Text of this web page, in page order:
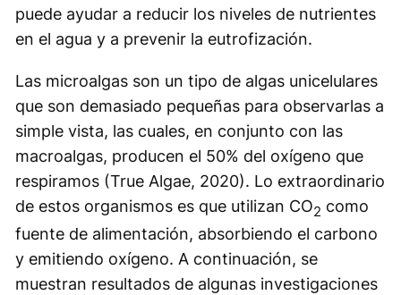
puede ayudar a reducir los niveles de nutrientes
en el agua y a prevenir la eutrofización.
Las microalgas son un tipo de algas unicelulares
que son demasiado pequeñas para observarlas a
simple vista, las cuales, en conjunto con las
macroalgas, producen el 50% del oxígeno que
respiramos (True Algae, 2020). Lo extraordinario
de estos organismos es que utilizan CO2 como
fuente de alimentación, absorbiendo el carbono
y emitiendo oxígeno. A continuación, se
muestran resultados de algunas investigaciones